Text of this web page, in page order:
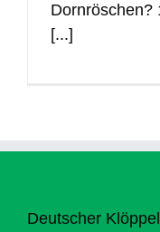
Dornröschen?
[...]
Deutscher